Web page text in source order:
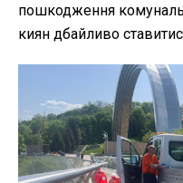
пошкодження
киян дбайливо